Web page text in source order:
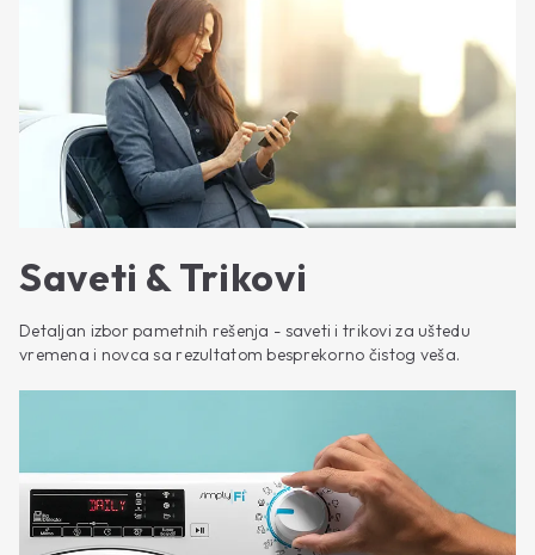
Saveti & Trikovi
Detaljan izbor pametnih rešenja - saveti i trikovi za uštedu
vremena i novca sa rezultatom besprekorno čistog veša.